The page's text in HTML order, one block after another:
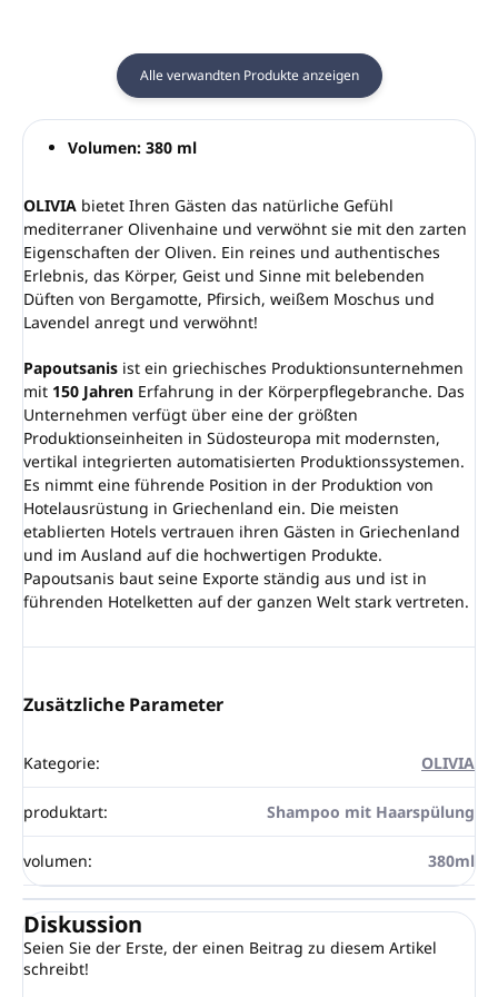
Alle verwandten Produkte anzeigen
Volumen: 380 ml
OLIVIA bietet Ihren Gästen das natürliche Gefühl
mediterraner Olivenhaine und verwöhnt sie mit den zarten
Eigenschaften der Oliven. Ein reines und authentisches
Erlebnis, das Körper, Geist und Sinne mit belebenden
Düften von Bergamotte, Pfirsich, weißem Moschus und
Lavendel anregt und verwöhnt!
Papoutsanis ist ein griechisches Produktionsunternehmen
mit 150 Jahren Erfahrung in der Körperpflegebranche. Das
Unternehmen verfügt über eine der größten
Produktionseinheiten in Südosteuropa mit modernsten,
vertikal integrierten automatisierten Produktionssystemen.
Es nimmt eine führende Position in der Produktion von
Hotelausrüstung in Griechenland ein. Die meisten
etablierten Hotels vertrauen ihren Gästen in Griechenland
und im Ausland auf die hochwertigen Produkte.
Papoutsanis baut seine Exporte ständig aus und ist in
führenden Hotelketten auf der ganzen Welt stark vertreten.
Zusätzliche Parameter
Kategorie: OLIVIA
produktart: Shampoo mit Haarspülung
volumen: 380ml
Diskussion
Seien Sie der Erste, der einen Beitrag zu diesem Artikel
schreibt!